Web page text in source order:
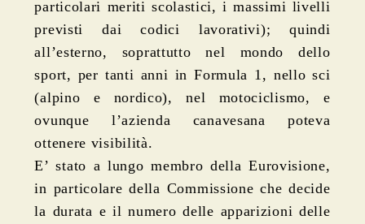
particolari meriti scolastici, i massimi livelli
previsti dai codici lavorativi); quindi
all’esterno, soprattutto nel mondo dello
sport, per tanti anni in Formula 1, nello sci
(alpino e nordico), nel motociclismo, e
ovunque l’azienda canavesana poteva
ottenere visibilità.
E’ stato a lungo membro della Eurovisione,
in particolare della Commissione che decide
la durata e il numero delle apparizioni delle